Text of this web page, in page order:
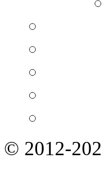
© 2012-